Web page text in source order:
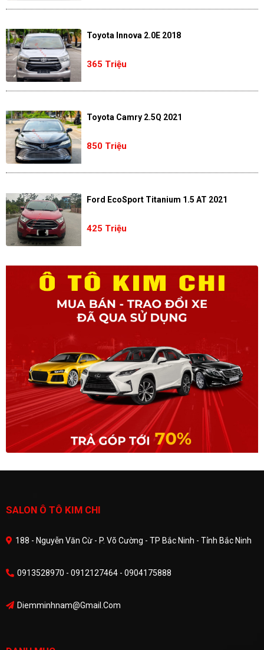
Toyota Innova 2.0E 2018
365 Triệu
Toyota Camry 2.5Q 2021
850 Triệu
Ford EcoSport Titanium 1.5 AT 2021
425 Triệu
SALON Ô TÔ KIM CHI
188 - Nguyễn Văn Cừ - P. Võ Cường - TP Bắc Ninh - Tỉnh Bắc Ninh
0913528970 - 0912127464 - 0904175888
Diemminhnam@gmail.com